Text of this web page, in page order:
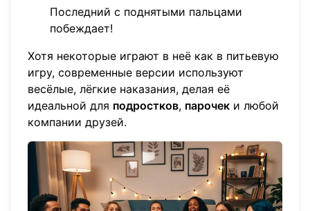
Последний с поднятыми пальцами
побеждает!
Хотя некоторые играют в неё как в питьевую
игру, современные версии используют
весёлые, лёгкие наказания, делая её
идеальной для подростков, парочек и любой
компании друзей.